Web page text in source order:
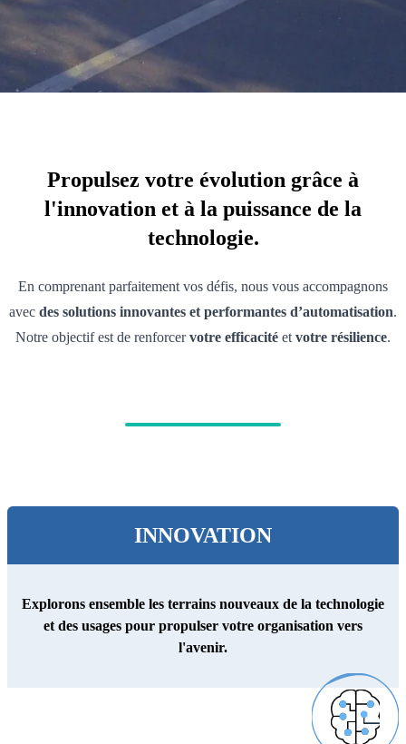
Propulsez votre évolution grâce à
l'innovation et à la puissance de la
technologie.
En comprenant parfaitement vos défis, nous vous accompagnons
avec des solutions innovantes et performantes d’automatisation.
Notre objectif est de renforcervotre efficacité et votre résilience.
INNOVATION
Explorons ensemble les terrains nouveaux de la technologie
et des usages pour propulser votre organisation vers
l'avenir.